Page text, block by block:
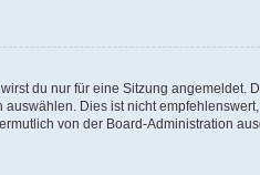
du nur für eine Sitzung
Dies ist nicht
von der Board-Administration